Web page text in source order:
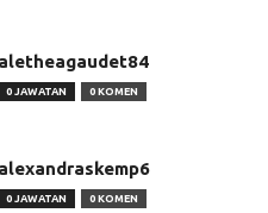
aletheagaudet84
0 JAWATAN 0 KOMEN
alexandraskemp6
0 JAWATAN 0 KOMEN